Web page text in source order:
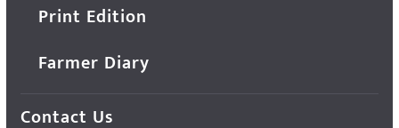
Print Edition
Farmer Diary
Contact Us